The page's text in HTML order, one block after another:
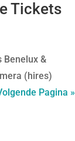
Tickets
Benelux &
(hires)
Pagina »